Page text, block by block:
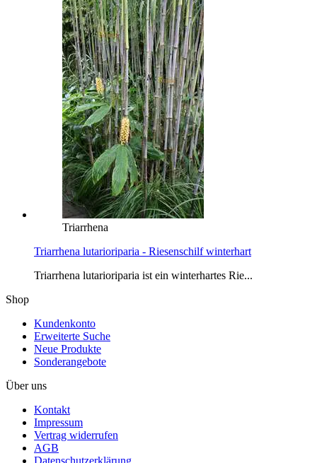
Triarrhena
Triarrhena lutarioriparia - Riesenschilf winterhart
Triarrhena lutarioriparia ist ein winterhartes Rie...
Shop
Kundenkonto
Erweiterte Suche
Neue Produkte
Sonderangebote
Über uns
Kontakt
Impressum
Vertrag widerrufen
AGB